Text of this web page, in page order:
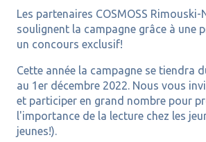
Les partenaires COSMOSS Rimouski-
soulignent la campagne grâce à une
un concours exclusif!
Cette année la campagne se tiendra
au 1erdécembre 2022. Nous vous
et participer en grand nombre pour
l'importance de la lecture chez les
jeunes!).